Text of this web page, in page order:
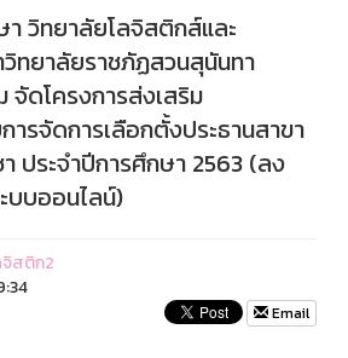
วิทยาลัยโลจิสติกส์และ
ทยาลัยราชภัฏสวนสุนันทา
จัดโครงการส่งเสริม
ารจัดการเลือกตั้งประธานสาขา
ประจำปีการศึกษา 2563 (ลง
บบออนไลน์)
จิสติก2
Email